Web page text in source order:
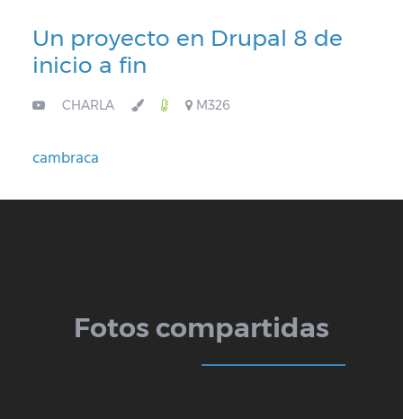
Un proyecto en Drupal 8 de
inicio a fin
CHARLA M326
cambraca
Fotos compartidas